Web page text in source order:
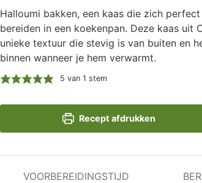
Halloumi bakken, een kaas die zich
bereiden in een koekenpan. Deze kaas uit
unieke textuur die stevig is van buiten en
binnen wanneer je hem verwarmt.
5 van 1 stem
Recept afdrukken
VOORBEREIDINGSTIJD